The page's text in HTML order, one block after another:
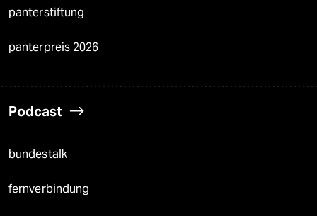
panterstiftung
panterpreis 2026
Podcast
bundestalk
fernverbindung